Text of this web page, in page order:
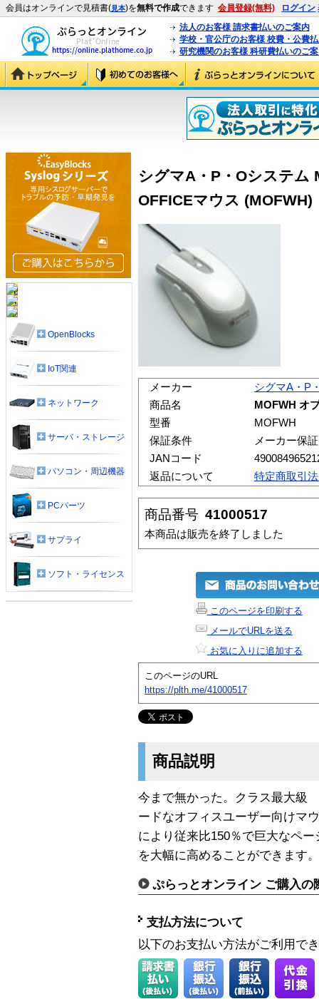
会員はオンラインで見積書(見本)を無料で作成できます 会員登録(無料) ログイン
法人のお客様 請求書払いのご案内
学校・官公庁のお客様 校費・公費
研究機関のお客様 科研費払いのご
シグマA・P・Oシステム
OFFICEマウス (MOFWH)
メーカー
シグマA・P
商品名
MOFWH オ
型番
MOFWH
保証条件
メーカー保証
JANコード
返品について
特定商取引
商品番号 41000517
本商品は販売を終了しました
このページを印刷する
メールでURLを送る
お気に入りに追加する
このページのURL
https://plth.me/41000517
商品説明
今まで無かった。クラス最大級
ードなオフィスユーザー向けマ
により従来比150％で巨大なペ
を大幅に高めることができます
ぷらっとオンライン ご購入の
支払方法について
以下のお支払い方法がご利用で
OpenBlocks
IoT関連
ネットワーク
サーバ・ストレージ
パソコン・周辺機器
PCパーツ
サプライ
ソフト・ライセンス